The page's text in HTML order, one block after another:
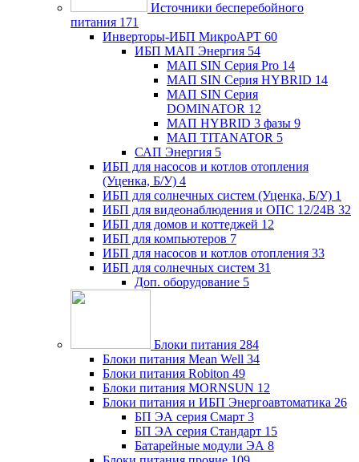
Источники бесперебойного
питания 171
Инверторы-ИБП МикроАРТ 60
ИБП МАП Энергия 54
МАП SIN Серия Pro 14
МАП SIN Серия HYBRID 14
МАП SIN Серия
DOMINATOR 12
МАП HYBRID 3 фазы 9
МАП TITANATOR 5
САП Энергия 5
ИБП для насосов и котлов отопления
(Уценка, Б/У) 4
ИБП для солнечных систем (Уценка, Б/У) 1
ИБП для видеонаблюдения и ОПС 12/24В 32
ИБП для домов и коттеджей 12
ИБП для компьютеров 7
ИБП для насосов и котлов отопления 33
ИБП для солнечных систем 31
Доп. оборудование 5
Блоки питания 284
Блоки питания Mean Well 34
Блоки питания Robiton 49
Блоки питания MORNSUN 12
Блоки питания и ИБП Энергоавтоматика 26
БП ЭА серия Смарт 3
БП ЭА серия Стандарт 15
Батарейные модули ЭА 8